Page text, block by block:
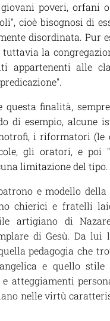
poveri, orfani
cioè bisognosi di
disordinata. Pur
la
appartenenti alle
questa finalità,
di esempio, alcune
i riformatori (le
gli oratori, e poi
limitazione del tipo.
e modello della
chierici e fratelli
artigiano di
di Gesù. Da lui
pedagogia che
e quello
atteggiamenti
nelle virtù